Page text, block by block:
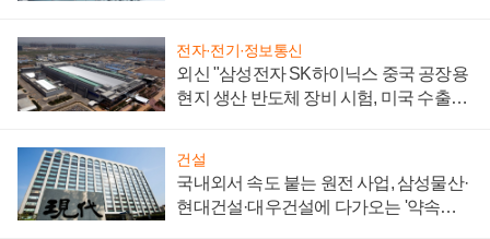
전자·전기·정보통신
외신 "삼성전자 SK하이닉스 중국 공장용
현지 생산 반도체 장비 시험, 미국 수출통
건설
국내외서 속도 붙는 원전 사업, 삼성물산·
현대건설·대우건설에 다가오는 '약속의